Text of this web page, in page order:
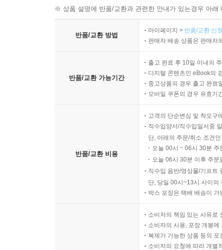
※ 상품 설명에 반품/교환과 관련한 안내가 있는경우 아
반품/교환 방법
마이페이지 > 반품/교환 신
판매자 배송 상품은 판매자
반품/교환 가능기간
출고 완료 후 10일 이내의
디지털 콘텐츠인 eBook의
중고상품의 경우 출고 완료
모바일 쿠폰의 경우 유효기
반품/교환 비용
고객의 단순변심 및 착오구
직수입양서/직수입일서중
단, 아래의 주문/취소 조건
오늘 00시 ~ 06시 30분
오늘 06시 30분 이후 주
직수입 음반/영상물/기프트
단, 당일 00시~13시 사이의
박스 포장은 택배 배송이
소비자의 책임 있는 사유로
소비자의 사용, 포장 개봉
복제가 가능한 상품 등의
소비자의 요청에 따라 개별